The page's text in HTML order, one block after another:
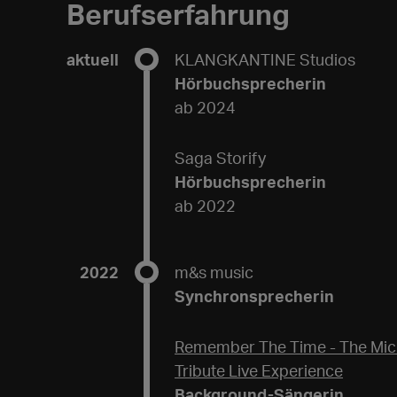
Berufserfahrung
aktuell
KLANGKANTINE Studios
Hörbuchsprecherin
ab 2024
Saga Storify
Hörbuchsprecherin
ab 2022
2022
m&s music
Synchronsprecherin
Remember The Time - The
Tribute Live Experience